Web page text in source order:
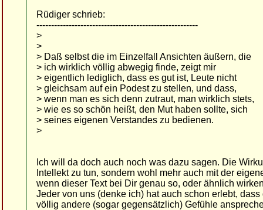
Rüdiger schrieb:
-------------------------------------------------------
>
>
> Daß selbst die im Einzelfall Ansichten äußern, die
> ich wirklich völlig abwegig finde, zeigt mir
> eigentlich lediglich, dass es gut ist, Leute nicht
> gleichsam auf ein Podest zu stellen, und dass,
> wenn man es sich denn zutraut, man wirklich stets,
> wie es so schön heißt, den Mut haben sollte, sich
> seines eigenen Verstandes zu bedienen.
>
Ich will da doch auch noch was dazu sagen. Die
Intellekt zu tun, sondern wohl mehr auch mit der
wenn dieser Text bei Dir genau so, oder ähnlich
Jeder von uns (denke ich) hat auch schon erlebt,
völlig andere (sogar gegensätzlich) Gefühle